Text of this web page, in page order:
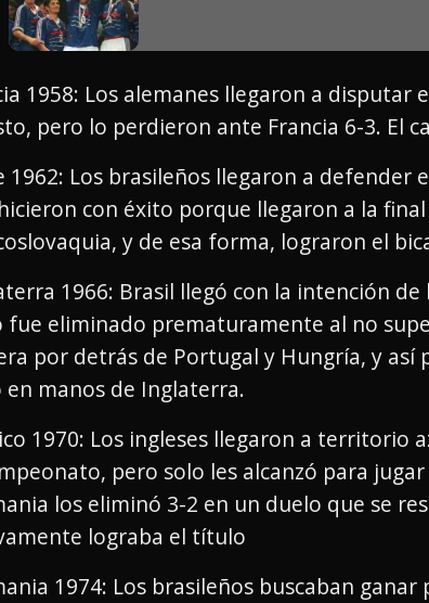
1958: Los alemanes llegaron a
pero lo perdieron ante Francia 6-3. El
1962: Los brasileños llegaron a
con éxito porque llegaron a la
y de esa forma, lograron el
1966: Brasil llegó con la intención
fue eliminado prematuramente al no
por detrás de Portugal y Hungría, y así
en manos de Inglaterra.
1970: Los ingleses llegaron a territorio
pero solo les alcanzó para
los eliminó 3-2 en un duelo que se
lograba el título
1974: Los brasileños buscaban ganar